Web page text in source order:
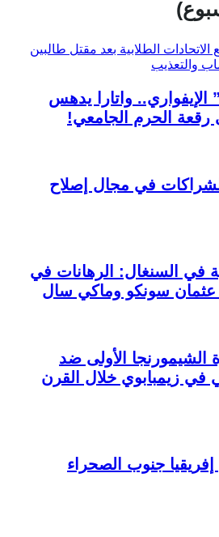
واتارا يدهس
رقعة الحرم الجامعي!
في مجال إصلاح
في السنغال: الرهانات في
عثمان سونكو وماكي سال
الشيمورنجا الأولى ضد
في زيمبابوي خلال القرن
جنوب الصحراء